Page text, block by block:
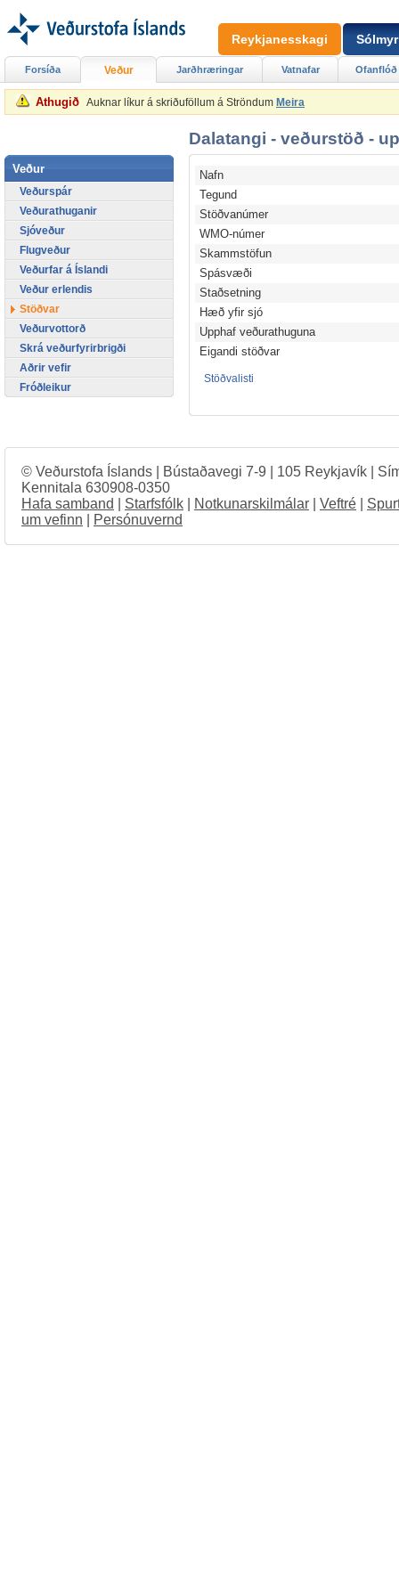
Athugið Auknar líkur á skriðuföllum á Ströndum Meira
Dalatangi - veðurstöð -
Nafn
Tegund
Stöðvanúmer
WMO-númer
Skammstöfun
Spásvæði
Staðsetning
Hæð yfir sjó
Upphaf veðurathuguna
Eigandi stöðvar
Stöðvalisti
Forsíða Veður Jarðhræringar Vatnafar Ofanflóð
Veður
Veðurspár
Veðurathuganir
Sjóveður
Flugveður
Veðurfar á Íslandi
Veður erlendis
Stöðvar
Veðurvottorð
Skrá veðurfyrirbrigði
Aðrir vefir
Fróðleikur
Reykjanesskagi
© Veðurstofa Íslands | Bústaðavegi 7-9 | 105 Reykjavík |
Kennitala 630908-0350
Hafa samband
Starfsfólk Notkunarskilmálar Veftré
um vefinn
Persónuvernd